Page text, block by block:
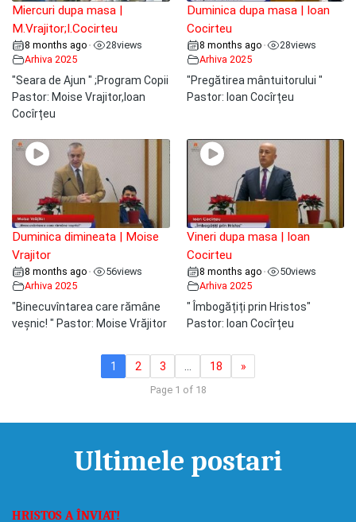
Miercuri dupa masa |
M.Vrajitor;I.Cocirteu
8 months ago • 28views
Arhiva 2025
"Seara de Ajun " ;Program Copii
Pastor: Moise Vrajitor,Ioan
Cocîrțeu
Duminica dupa masa | Ioan
Cocirteu
8 months ago • 28views
Arhiva 2025
"Pregătirea mântuitorului "
Pastor: Ioan Cocîrțeu
Duminica dimineata | Moise
Vrajitor
8 months ago • 56views
Arhiva 2025
"Binecuvîntarea care rămâne
veșnic! " Pastor: Moise Vrăjitor
Vineri dupa masa | Ioan
Cocirteu
8 months ago • 50views
Arhiva 2025
" Îmbogățiți prin Hristos"
Pastor: Ioan Cocîrțeu
1 2 3 18 »
Page 1 of 18
Ultimele postari
HRISTOS A ÎNVIAT!